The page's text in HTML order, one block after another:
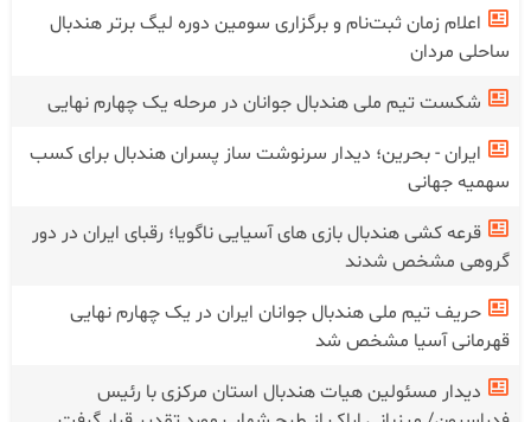
اعلام زمان ثبت‌نام و برگزاری سومین دوره لیگ برتر هندبال
ساحلی مردان
شکست تیم ملی هندبال جوانان در‌ مرحله یک چهارم نهایی
ایران - بحرین؛ دیدار سرنوشت ساز پسران هندبال برای کسب
سهمیه جهانی
قرعه کشی هندبال بازی های آسیایی ناگویا؛ رقبای ایران در دور
گروهی مشخص شدند
حریف تیم ملی هندبال جوانان ایران در یک چهارم نهایی
قهرمانی آسیا مشخص شد
دیدار مسئولین هیات هندبال استان مرکزی با رئیس